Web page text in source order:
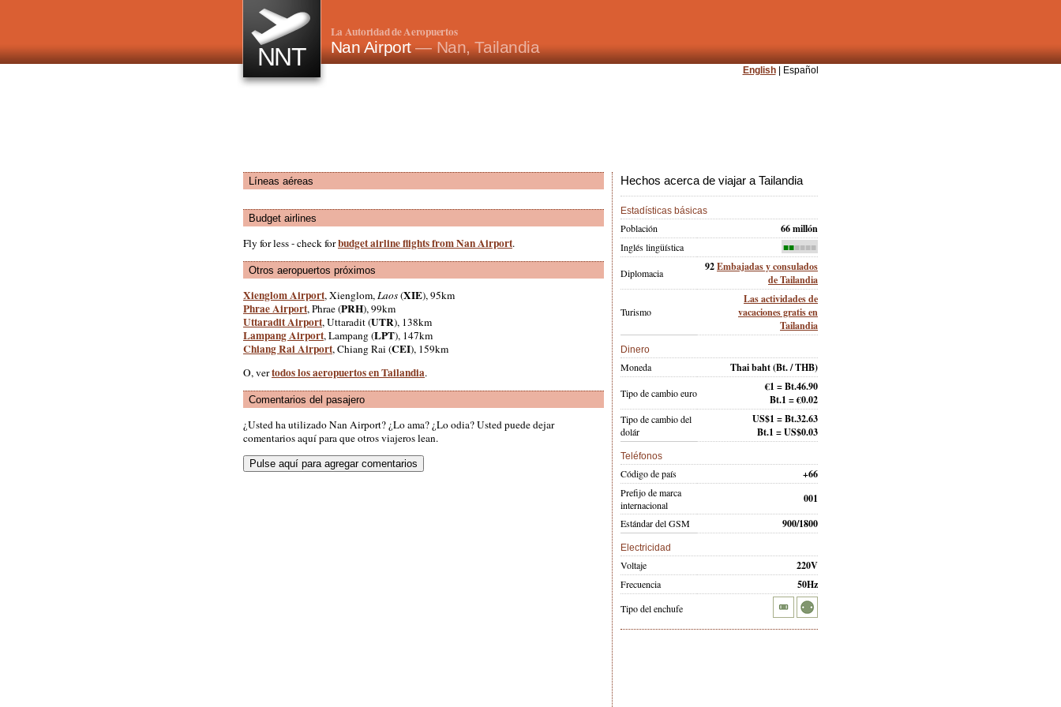
NNT
La Autoridad de Aeropuertos
Nan Airport— Nan, Tailandia
English| Español
Líneas aéreas
Budget airlines
Fly for less - check forbudget airline flights from Nan Airport.
Otros aeropuertos próximos
Xienglom Airport, Xienglom,Laos(XIE), 95km
Phrae Airport, Phrae (PRH), 99km
Uttaradit Airport, Uttaradit (UTR), 138km
Lampang Airport, Lampang (LPT), 147km
Chiang Rai Airport, Chiang Rai (CEI), 159km
O, vertodos los aeropuertos en Tailandia.
Comentarios del pasajero
¿Usted ha utilizado Nan Airport? ¿Lo ama? ¿Lo odia? Usted puede dejar
comentarios aquí para que otros viajeros lean.
Hechos acerca de viajar a Tailandia
Estadísticas básicas
Población 66 millón
Inglés lingüística ■■■■■■
Diplomacia 92Embajadas y consulados
de Tailandia
Turismo
Las actividades de
vacaciones gratis en
Tailandia
Dinero
Moneda Thai baht(Bt. / THB)
Tipo de cambio euro
€1 = Bt.46.90
Bt.1 = €0.02
Tipo de cambio del
dolár
US$1 = Bt.32.63
Bt.1 = US$0.03
Teléfonos
Código de país +66
Prefijo de marca
internacional
001
Estándar del GSM 900/1800
Electricidad
Voltaje 220V
Frecuencia 50Hz
Tipo del enchufe